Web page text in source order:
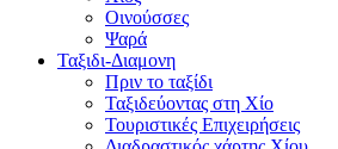
Οινούσσες
Ψαρά
Ταξιδι-Διαμονη
Πριν το ταξίδι
Ταξιδεύοντας στη Χίο
Τουριστικές Επιχειρήσεις